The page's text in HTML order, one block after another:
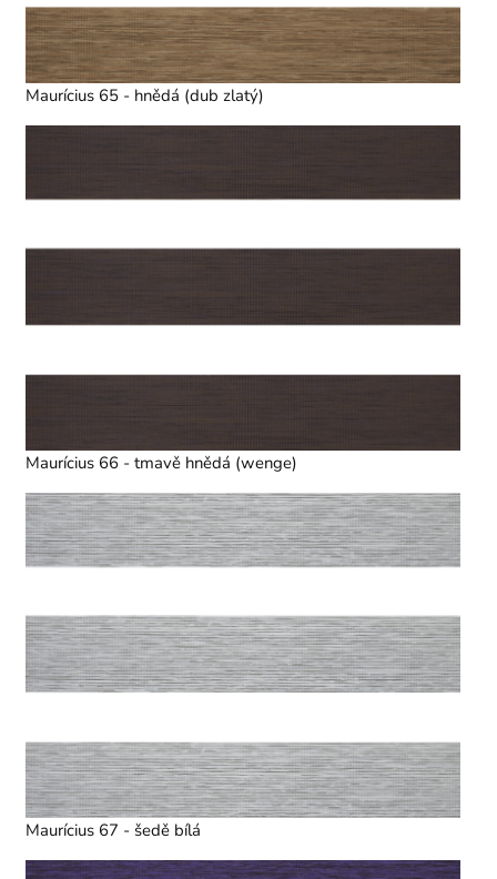
Maurícius 65 - hnědá (dub zlatý)
Maurícius 66 - tmavě hnědá (wenge)
Maurícius 67 - šedě bílá